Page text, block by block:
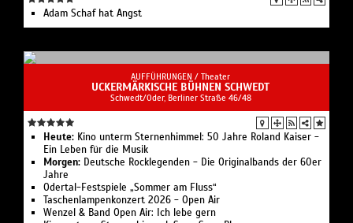
Adam Schaf hat Angst
AUFFÜHRUNGEN / Theater
UCKERMÄRKISCHE BÜHNEN SCHWEDT
Schwedt/Oder, Berliner Straße 46/48
Heute: Kino unterm Sternenhimmel: 50 Jahre Roland Kaiser -
Ein Leben für die Musik
Morgen: Deutsche Rocklegenden - Die Originalbands der 60er
Jahre
Odertal-Festspiele „Sommer am Fluss“
Taschenlampenkonzert 2026 - Open Air
Wenzel & Band Open Air: Ich lebe gern